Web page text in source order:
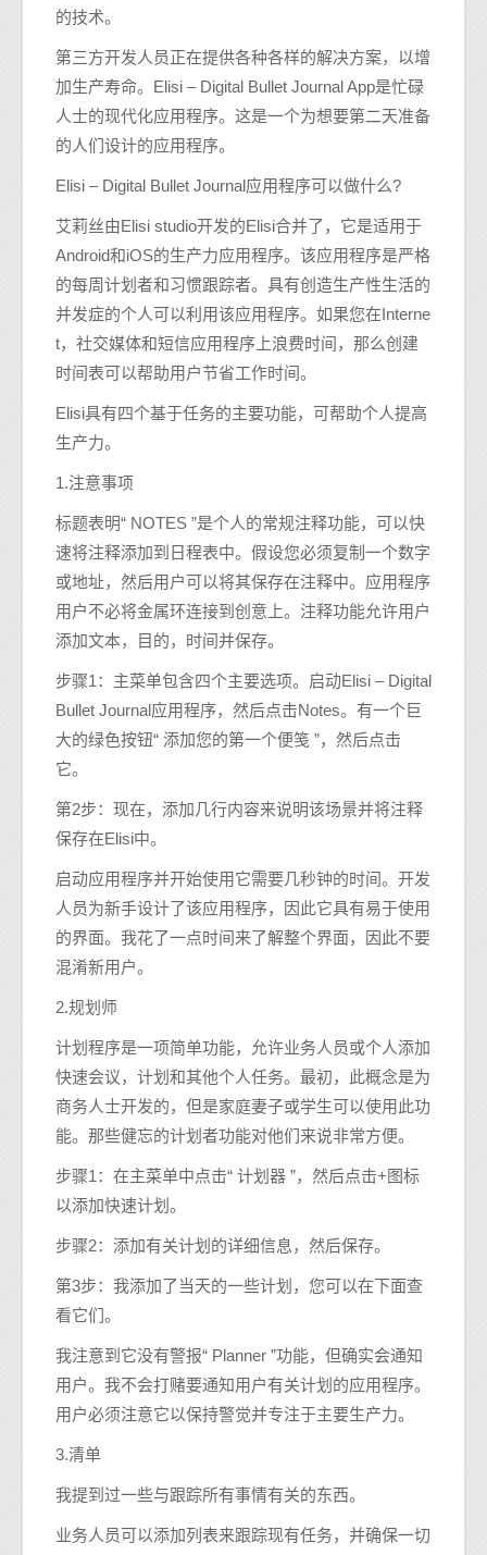
的技术。
第三方开发人员正在提供各种各样的解决方案，以增
加生产寿命。Elisi – Digital Bullet Journal App是忙碌
人士的现代化应用程序。这是一个为想要第二天准备
的人们设计的应用程序。
Elisi – Digital Bullet Journal应用程序可以做什么?
艾莉丝由Elisi studio开发的Elisi合并了，它是适用于
Android和iOS的生产力应用程序。该应用程序是严格
的每周计划者和习惯跟踪者。具有创造生产性生活的
并发症的个人可以利用该应用程序。如果您在Interne
t，社交媒体和短信应用程序上浪费时间，那么创建
时间表可以帮助用户节省工作时间。
Elisi具有四个基于任务的主要功能，可帮助个人提高
生产力。
1.注意事项
标题表明“ NOTES ”是个人的常规注释功能，可以快
速将注释添加到日程表中。假设您必须复制一个数字
或地址，然后用户可以将其保存在注释中。应用程序
用户不必将金属环连接到创意上。注释功能允许用户
添加文本，目的，时间并保存。
步骤1：主菜单包含四个主要选项。启动Elisi – Digital
Bullet Journal应用程序，然后点击Notes。有一个巨
大的绿色按钮“ 添加您的第一个便笺 ”，然后点击
它。
第2步：现在，添加几行内容来说明该场景并将注释
保存在Elisi中。
启动应用程序并开始使用它需要几秒钟的时间。开发
人员为新手设计了该应用程序，因此它具有易于使用
的界面。我花了一点时间来了解整个界面，因此不要
混淆新用户。
2.规划师
计划程序是一项简单功能，允许业务人员或个人添加
快速会议，计划和其他个人任务。最初，此概念是为
商务人士开发的，但是家庭妻子或学生可以使用此功
能。那些健忘的计划者功能对他们来说非常方便。
步骤1：在主菜单中点击“ 计划器 ”，然后点击+图标
以添加快速计划。
步骤2：添加有关计划的详细信息，然后保存。
第3步：我添加了当天的一些计划，您可以在下面查
看它们。
我注意到它没有警报“ Planner ”功能，但确实会通知
用户。我不会打赌要通知用户有关计划的应用程序。
用户必须注意它以保持警觉并专注于主要生产力。
3.清单
我提到过一些与跟踪所有事情有关的东西。
业务人员可以添加列表来跟踪现有任务，并确保一切